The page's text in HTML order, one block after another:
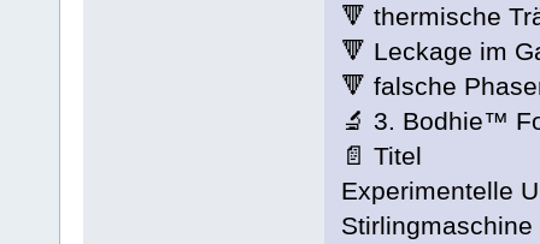
🔻 thermische
🔻 Leckage im
🔻 falsche
🔬 3. Bodhie™
📄 Titel
Experimentelle